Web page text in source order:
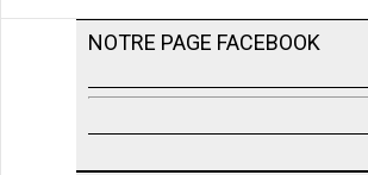
NOTRE PAGE FACEBOOK